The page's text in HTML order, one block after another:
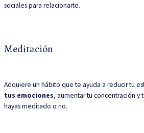
sociales para relacionarte.
Meditación
Adquiere un hábito que te ayuda a reducir tu
tus emociones, aumentar tu concentración y
hayas meditado o no.